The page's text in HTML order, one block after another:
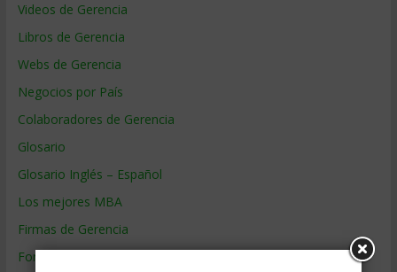
Videos de Gerencia
Libros de Gerencia
Webs de Gerencia
Negocios por País
Colaboradores de Gerencia
Glosario
Glosario Inglés – Español
Los mejores MBA
Firmas de Gerencia
Formación de Gerencia